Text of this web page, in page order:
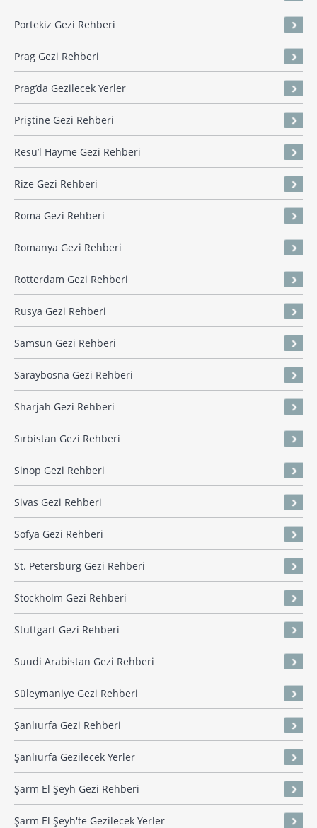
Portekiz Gezi Rehberi
Prag Gezi Rehberi
Prag’da Gezilecek Yerler
Priştine Gezi Rehberi
Resü’l Hayme Gezi Rehberi
Rize Gezi Rehberi
Roma Gezi Rehberi
Romanya Gezi Rehberi
Rotterdam Gezi Rehberi
Rusya Gezi Rehberi
Samsun Gezi Rehberi
Saraybosna Gezi Rehberi
Sharjah Gezi Rehberi
Sırbistan Gezi Rehberi
Sinop Gezi Rehberi
Sivas Gezi Rehberi
Sofya Gezi Rehberi
St. Petersburg Gezi Rehberi
Stockholm Gezi Rehberi
Stuttgart Gezi Rehberi
Suudi Arabistan Gezi Rehberi
Süleymaniye Gezi Rehberi
Şanlıurfa Gezi Rehberi
Şanlıurfa Gezilecek Yerler
Şarm El Şeyh Gezi Rehberi
Şarm El Şeyh'te Gezilecek Yerler